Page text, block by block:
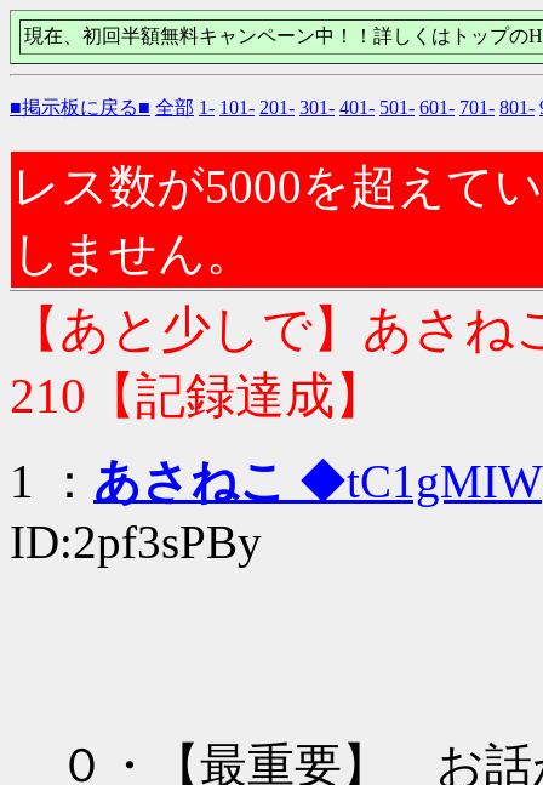
現在、初回半額無料キャンペーン中！！詳しくはトップの
■掲示板に戻る■ 全部 1- 101- 201- 301- 401- 501- 601- 701- 801-
レス数が5000を超えて
しません。
【あと少しで】あさ
210【記録達成】
1 ： あさねこ
ID:2pf3sPBy
０・【最重要】 お